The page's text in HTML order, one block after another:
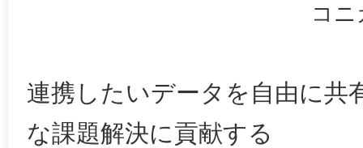
コ
連携したいデータを自由に共
な課題解決に貢献する